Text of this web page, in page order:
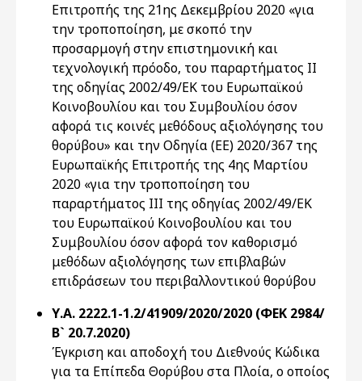
Επιτροπής της 21ης Δεκεμβρίου 2020 «για
την τροποποίηση, με σκοπό την
προσαρμογή στην επιστημονική και
τεχνολογική πρόοδο, του παραρτήματος II
της οδηγίας 2002/49/ΕΚ του Ευρωπαϊκού
Κοινοβουλίου και του Συμβουλίου όσον
αφορά τις κοινές μεθόδους αξιολόγησης του
θορύβου» και την Οδηγία (ΕΕ) 2020/367 της
Ευρωπαϊκής Επιτροπής της 4ης Μαρτίου
2020 «για την τροποποίηση του
παραρτήματος III της οδηγίας 2002/49/ΕΚ
του Ευρωπαϊκού Κοινοβουλίου και του
Συμβουλίου όσον αφορά τον καθορισμό
μεθόδων αξιολόγησης των επιβλαβών
επιδράσεων του περιβαλλοντικού θορύβου
Υ.Α. 2222.1-1.2/41909/2020/2020 (ΦΕΚ 2984/
Β` 20.7.2020)
Έγκριση και αποδοχή του Διεθνούς Κώδικα
για τα Επίπεδα Θορύβου στα Πλοία, o οποίος